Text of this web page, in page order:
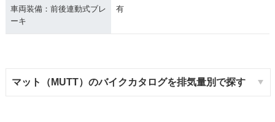
車両装備：前後連動式ブレ
ーキ
有
マット（MUTT）のバイクカタログを排気量別で探す